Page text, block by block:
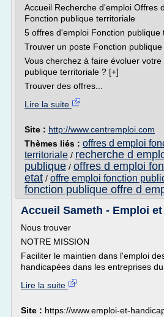
Accueil Recherche d'emploi Offres
Fonction publique territoriale
5 offres d'emploi Fonction publique
Trouver un poste Fonction
Vous cherchez à faire évoluer
publique territoriale ? [+]
Trouver des offres...
Lire la suite
Site : http://www.centremploi.com
Thèmes liés : offres d emploi
territoriale / recherche d
publique / offres d emploi
etat / offre emploi fonction
fonction publique offre d
Accueil Sameth - Emploi
Nous trouver
NOTRE MISSION
Faciliter le maintien dans l'emploi
handicapées dans les entreprises du
Lire la suite
Site : https://www.emploi-et-